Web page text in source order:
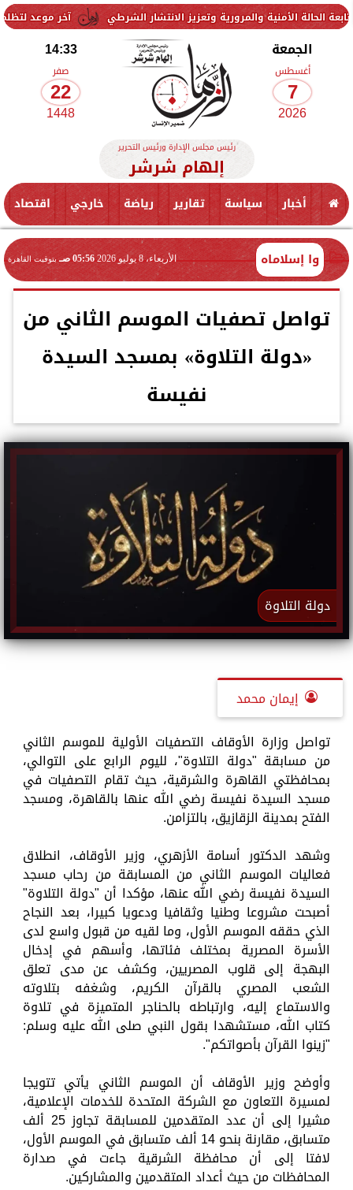
آخر موعد لتظلمات الثانوية العامة 2026.. الرابط والرسوم وخطوات والمرورية وتعزيز الانتشار الشرطي
الجمعة
أغسطس
7
2026
14:33
صفر
22
1448
رئيس مجلس الإدارة ورئيس التحرير
إلهام شرشر
أخبار سياسة تقارير رياضة خارجي اقتصاد
وا إسلاماه الأربعاء، 8 يوليو 2026 05:56 صـ بتوقيت القاهرة
تواصل تصفيات الموسم الثاني من
«دولة التلاوة» بمسجد السيدة
نفيسة
دولة التلاوة
إيمان محمد
تواصل وزارة الأوقاف التصفيات الأولية للموسم الثاني
من مسابقة "دولة التلاوة"، لليوم الرابع على التوالي،
بمحافظتي القاهرة والشرقية، حيث تقام التصفيات في
مسجد السيدة نفيسة رضي الله عنها بالقاهرة، ومسجد
الفتح بمدينة الزقازيق، بالتزامن.
وشهد الدكتور أسامة الأزهري، وزير الأوقاف، انطلاق
فعاليات الموسم الثاني من المسابقة من رحاب مسجد
السيدة نفيسة رضي الله عنها، مؤكدا أن "دولة التلاوة"
أصبحت مشروعا وطنيا وثقافيا ودعويا كبيرا، بعد النجاح
الذي حققه الموسم الأول، وما لقيه من قبول واسع لدى
الأسرة المصرية بمختلف فئاتها، وأسهم في إدخال
البهجة إلى قلوب المصريين، وكشف عن مدى تعلق
الشعب المصري بالقرآن الكريم، وشغفه بتلاوته
والاستماع إليه، وارتباطه بالحناجر المتميزة في تلاوة
كتاب الله، مستشهدا بقول النبي صلى الله عليه وسلم:
"زينوا القرآن بأصواتكم".
وأوضح وزير الأوقاف أن الموسم الثاني يأتي تتويجا
لمسيرة التعاون مع الشركة المتحدة للخدمات الإعلامية،
مشيرا إلى أن عدد المتقدمين للمسابقة تجاوز 25 ألف
متسابق، مقارنة بنحو 14 ألف متسابق في الموسم الأول،
لافتا إلى أن محافظة الشرقية جاءت في صدارة
المحافظات من حيث أعداد المتقدمين والمشاركين.